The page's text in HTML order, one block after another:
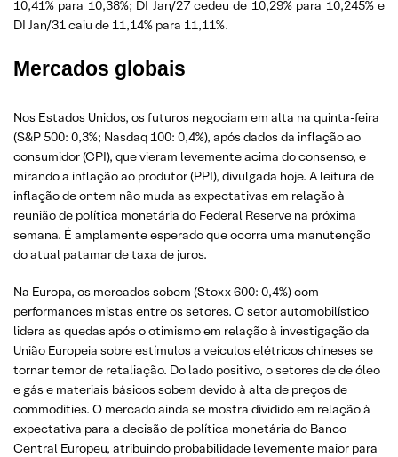
10,41% para 10,38%; DI Jan/27 cedeu de 10,29% para 10,245% e
DI Jan/31 caiu de 11,14% para 11,11%.
Mercados globais
Nos Estados Unidos, os futuros negociam em alta na quinta-feira
(S&P 500: 0,3%; Nasdaq 100: 0,4%), após dados da inflação ao
consumidor (CPI), que vieram levemente acima do consenso, e
mirando a inflação ao produtor (PPI), divulgada hoje. A leitura de
inflação de ontem não muda as expectativas em relação à
reunião de política monetária do Federal Reserve na próxima
semana. É amplamente esperado que ocorra uma manutenção
do atual patamar de taxa de juros.
Na Europa, os mercados sobem (Stoxx 600: 0,4%) com
performances mistas entre os setores. O setor automobilístico
lidera as quedas após o otimismo em relação à investigação da
União Europeia sobre estímulos a veículos elétricos chineses se
tornar temor de retaliação. Do lado positivo, o setores de de óleo
e gás e materiais básicos sobem devido à alta de preços de
commodities. O mercado ainda se mostra dividido em relação à
expectativa para a decisão de política monetária do Banco
Central Europeu, atribuindo probabilidade levemente maior para